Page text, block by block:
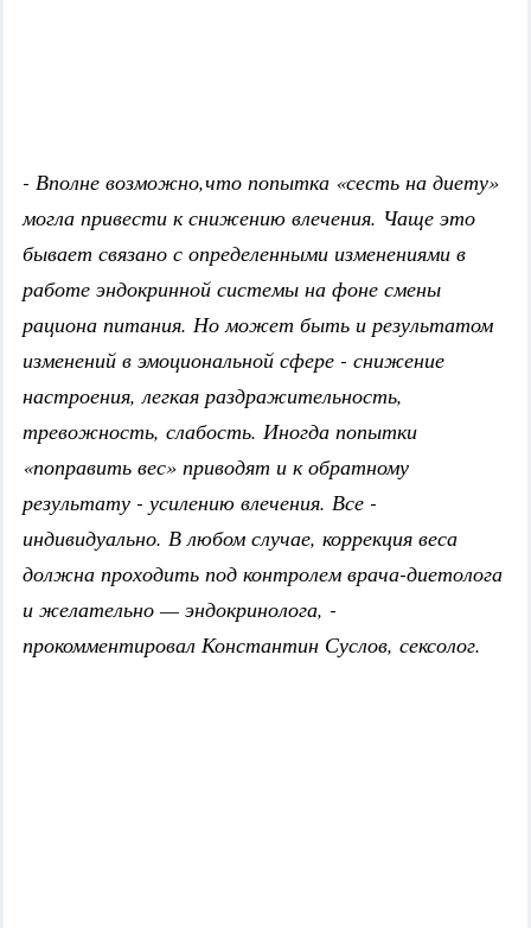
- Вполне возможно,что попытка «сесть на диету»
могла привести к снижению влечения. Чаще это
бывает связано с определенными изменениями в
работе эндокринной системы на фоне смены
рациона питания. Но может быть и результатом
изменений в эмоциональной сфере - снижение
настроения, легкая раздражительность,
тревожность, слабость. Иногда попытки
«поправить вес» приводят и к обратному
результату - усилению влечения. Все -
индивидуально. В любом случае, коррекция веса
должна проходить под контролем врача-диетолога
и желательно — эндокринолога, -
прокомментировал Константин Суслов, сексолог.